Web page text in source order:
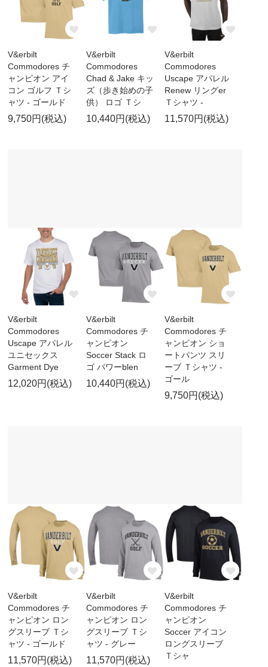
V&erbilt
Commodores チ
ャンピオン アイ
コン ゴルフ Ｔシ
ャツ - ゴールド
9,750円(税込)
V&erbilt
Commodores
Chad & Jake キッ
ズ（歩き始めの子
供） ロゴ Ｔシ
10,440円(税込)
V&erbilt
Commodores
Uscape アパレル
Renew リングer
Ｔシャツ -
11,570円(税込)
V&erbilt
Commodores
Uscape アパレル
ユニセックス
Garment Dye
12,020円(税込)
V&erbilt
Commodores チ
ャンピオン
Soccer Stack ロ
ゴ パワーblen
10,440円(税込)
V&erbilt
Commodores チ
ャンピオン ショ
ートパンツ スリ
ーブ Ｔシャツ -
ゴール
9,750円(税込)
V&erbilt
Commodores チ
ャンピオン ロン
グスリーブ Ｔシ
ャツ - ゴールド
11,570円(税込)
V&erbilt
Commodores チ
ャンピオン ロン
グスリーブ Ｔシ
ャツ - グレー
11,570円(税込)
V&erbilt
Commodores チ
ャンピオン
Soccer アイコン
ロングスリーブ
Ｔシャ